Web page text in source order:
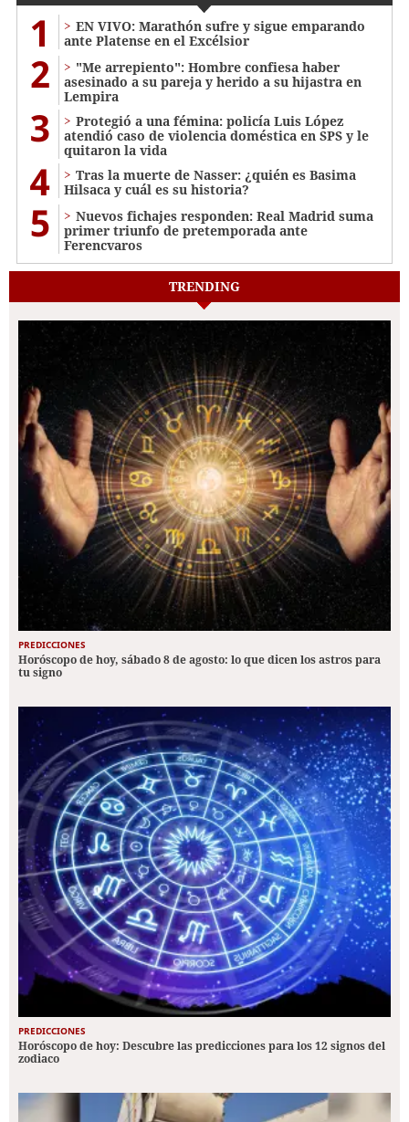
1
EN VIVO: Marathón sufre y sigue emparando
ante Platense en el Excélsior
2
"Me arrepiento": Hombre confiesa haber
asesinado a su pareja y herido a su hijastra en
Lempira
3
Protegió a una fémina: policía Luis López
atendió caso de violencia doméstica en SPS y le
quitaron la vida
4
Tras la muerte de Nasser: ¿quién es Basima
Hilsaca y cuál es su historia?
5
Nuevos fichajes responden: Real Madrid suma
primer triunfo de pretemporada ante
Ferencvaros
TRENDING
PREDICCIONES
Horóscopo de hoy, sábado 8 de agosto: lo que dicen los astros para
tu signo
PREDICCIONES
Horóscopo de hoy: Descubre las predicciones para los 12 signos del
zodiaco